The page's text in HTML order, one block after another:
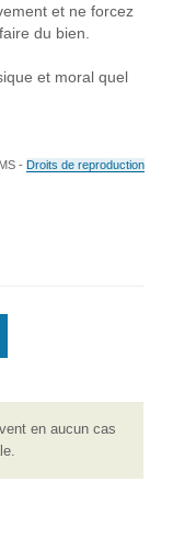
et ne forcez
du bien.
et moral quel
- Droits de reproduction
en aucun cas